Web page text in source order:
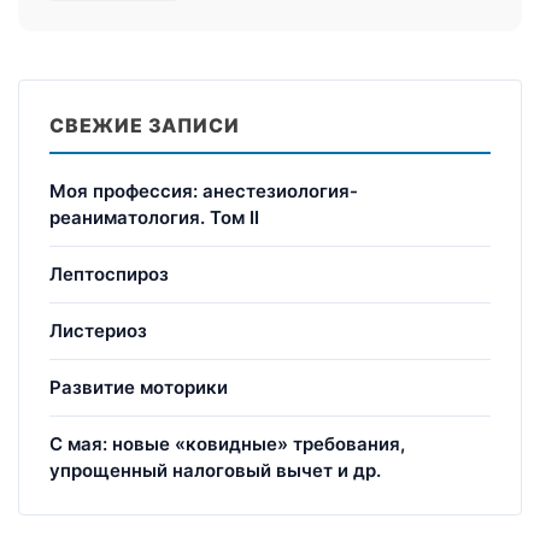
СВЕЖИЕ ЗАПИСИ
Моя профессия: анестезиология-
реаниматология. Том II
Лептоспироз
Листериоз
Развитие моторики
С мая: новые «ковидные» требования,
упрощенный налоговый вычет и др.